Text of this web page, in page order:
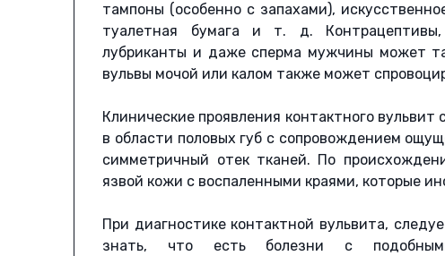
тампоны (особенно с запахами),
туалетная бумага и т. д.
лубриканты и даже сперма мужчины может
вульвы мочой или калом также может
Клинические проявления контактного
в области половых губ с сопровождением
симметричный отек тканей. По
язвой кожи с воспаленными краями, которые
При диагностике контактной вульвита,
знать, что есть болезни с